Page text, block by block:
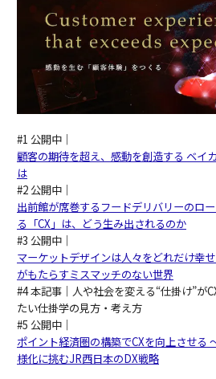
#1 公開中｜
顧客の期待を超え、感動を創造する ベイ
は
#2 公開中｜
出前館が席巻するフードデリバリーのロ
る「CX」は、どう生み出されるのか
#3 公開中｜
マーケットデザインは人々をどれだけ幸
がもたらすミスマッチのない世界
#4 本記事｜人や社会を変える“仕掛け”が
たい仕掛学の見方・考え方
#5 公開中｜
ポイント経済圏の構築でCXを向上させる
様化に挑むJR西日本のDX戦略